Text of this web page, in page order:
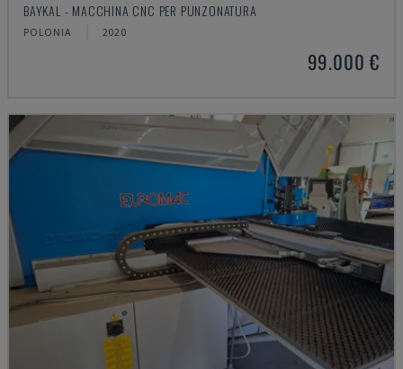
BAYKAL - MACCHINA CNC PER PUNZONATURA
POLONIA 2020
99.000 €